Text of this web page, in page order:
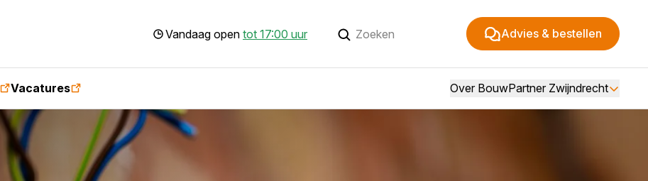
Vandaag open tot 17:00 uur Advies & bestellen
Vacatures Over BouwPartner Zwijndrecht